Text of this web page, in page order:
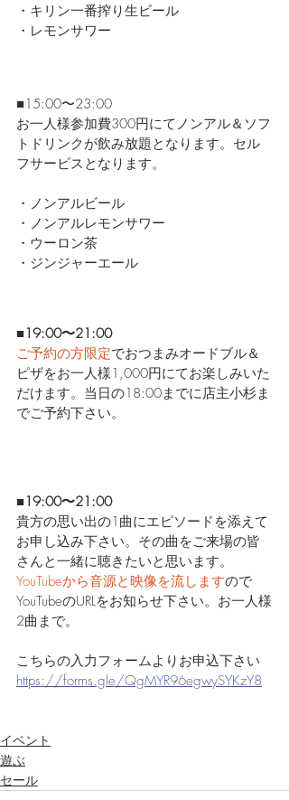
・キリン一番搾り生ビール
・レモンサワー
■15:00〜23:00
お一人様参加費300円にてノンアル＆ソフ
トドリンクが飲み放題となります。セル
フサービスとなります。
・ノンアルビール
・ノンアルレモンサワー
・ウーロン茶
・ジンジャーエール
■19:00〜21:00
ご予約の方限定でおつまみオードブル＆
ピザをお一人様1,000円にてお楽しみいた
だけます。当日の18:00までに店主小杉ま
でご予約下さい。
■19:00〜21:00
貴方の思い出の1曲にエピソードを添えて
お申し込み下さい。その曲をご来場の皆
さんと一緒に聴きたいと思います。
YouTubeから音源と映像を流しますので
YouTubeのURLをお知らせ下さい。お一人様
2曲まで。
こちらの入力フォームよりお申込下さい
https://forms.gle/QgMYR96egwySYKzY8
イベント
遊ぶ
セール